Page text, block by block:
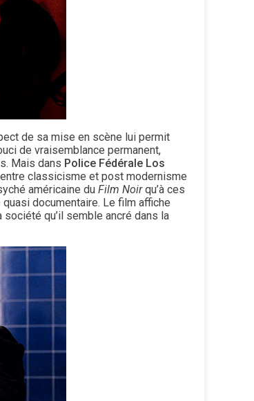
de sa mise en scène lui permit
de vraisemblance permanent,
Mais dans Police Fédérale Los
classicisme et post modernisme
américaine du Film Noirqu’à ces
documentaire. Le film affiche
qu’il semble ancré dans la